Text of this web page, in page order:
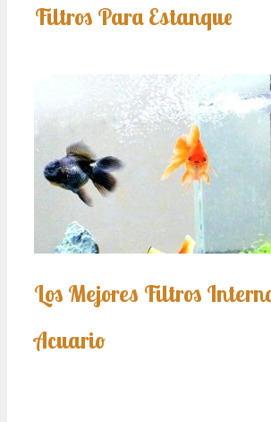
Filtros Para Estanque
Los Mejores Filtros
Acuario